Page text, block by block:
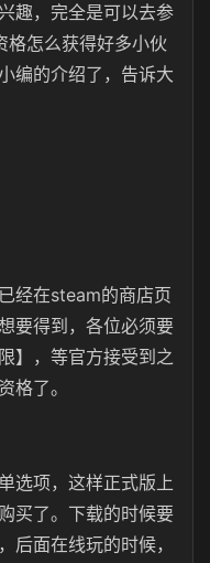
趣，完全是可以去参
格怎么获得好多小伙
编的介绍了，告诉大
经在steam的商店页
要得到，各位必须要
】，等官方接受到之
格了。
选项，这样正式版上
买了。下载的时候要
后面在线玩的时候，